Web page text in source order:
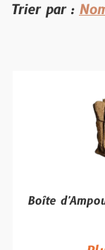
Trier par :
Boîte